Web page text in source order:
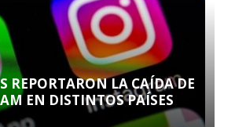
REPORTARON LA CAÍDA DE
EN DISTINTOS PAÍSES